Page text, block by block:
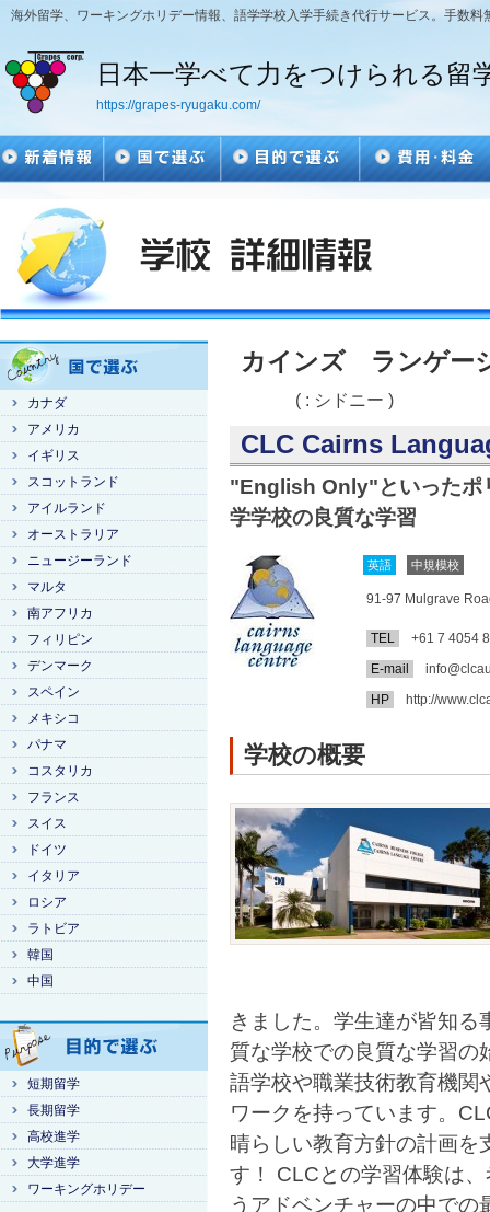
海外留学、ワーキングホリデー情報、語学学校入学手続き代行サービス。手数料
日本一学べて力をつけられる留
https://grapes-ryugaku.com/
カナダ
アメリカ
イギリス
スコットランド
アイルランド
オーストラリア
ニュージーランド
マルタ
南アフリカ
フィリピン
デンマーク
スペイン
メキシコ
パナマ
コスタリカ
フランス
スイス
ドイツ
イタリア
ロシア
ラトビア
韓国
中国
短期留学
長期留学
高校進学
大学進学
ワーキングホリデー
カインズ ランゲー
( : シドニー )
CLC Cairns
"English Only"といったポ
学学校の良質な学習
英語 中規模校
91-97 Mulgrave
TEL
+61 7 4054
E-mail
HP
http://
学校の概要
きました。学生達が皆知
質な学校での良質な学習の
語学校や職業技術教育機関
ワークを持っています。
晴らしい教育方針の計画を
す！ CLCとの学習体験は
うアドベンチャーの中で